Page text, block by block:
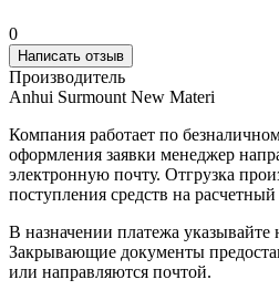
0
Написать отзыв
Производитель
Anhui Surmount New Materi
Компания работает по
оформления заявки менеджер
электронную почту. Отгрузка
поступления средств на расчетный
В назначении платежа указывайте
Закрывающие документы
или направляются почтой.